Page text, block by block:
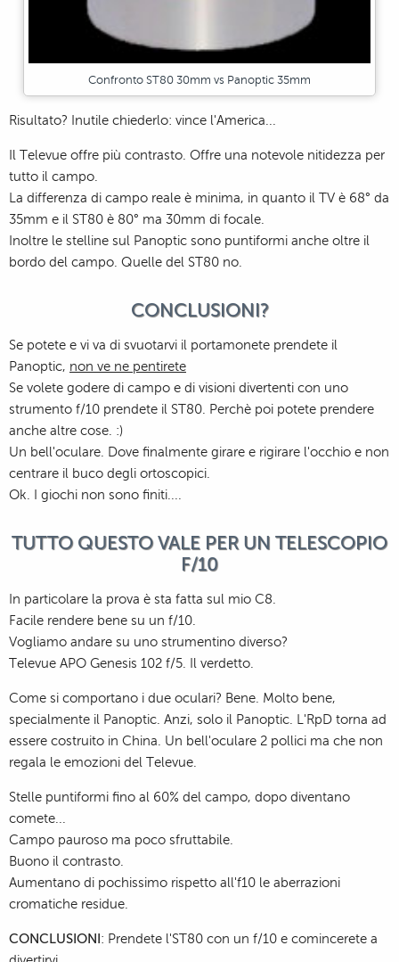
Confronto ST80 30mm vs Panoptic 35mm
Risultato? Inutile chiederlo: vince l'America...
Il Televue offre più contrasto. Offre una notevole nitidezza per
tutto il campo.
La differenza di campo reale è minima, in quanto il TV è 68° da
35mm e il ST80 è 80° ma 30mm di focale.
Inoltre le stelline sul Panoptic sono puntiformi anche oltre il
bordo del campo. Quelle del ST80 no.
CONCLUSIONI?
Se potete e vi va di svuotarvi il portamonete prendete il
Panoptic, non ve ne pentirete
Se volete godere di campo e di visioni divertenti con uno
strumento f/10 prendete il ST80. Perchè poi potete prendere
anche altre cose. :)
Un bell'oculare. Dove finalmente girare e rigirare l'occhio e non
centrare il buco degli ortoscopici.
Ok. I giochi non sono finiti....
TUTTO QUESTO VALE PER UN TELESCOPIO
F/10
In particolare la prova è sta fatta sul mio C8.
Facile rendere bene su un f/10.
Vogliamo andare su uno strumentino diverso?
Televue APO Genesis 102 f/5. Il verdetto.
Come si comportano i due oculari? Bene. Molto bene,
specialmente il Panoptic. Anzi, solo il Panoptic. L'RpD torna ad
essere costruito in China. Un bell'oculare 2 pollici ma che non
regala le emozioni del Televue.
Stelle puntiformi fino al 60% del campo, dopo diventano
comete...
Campo pauroso ma poco sfruttabile.
Buono il contrasto.
Aumentano di pochissimo rispetto all'f10 le aberrazioni
cromatiche residue.
CONCLUSIONI: Prendete l'ST80 con un f/10 e comincerete a